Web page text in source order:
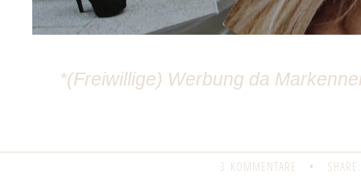
*(Freiwillige) Werbung da
3 KOMMENTARE • SHARE: